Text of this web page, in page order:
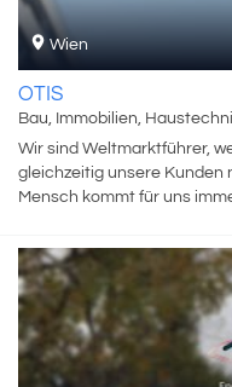
gegründet. Diese Wurzeln
ebenso wie die kulturelle
Europe. Unser
bestens ausgestatteten
wo auch Daikin Österreich
einzigartiges Experience
Creation mit angelagertem
angesiedelt ist. Neugierig
unserer Flagship-Stores in
Wien
OTIS
Bau, Immobilien,
Wir sind Weltmarktführer,
gleichzeitig unsere Kunden
Mensch kommt für uns
und Service.Unseren
unserer Innovationskultur,
Werten, die uns
Werte, wir leben sie. Bei
Blickwinkel und kreative